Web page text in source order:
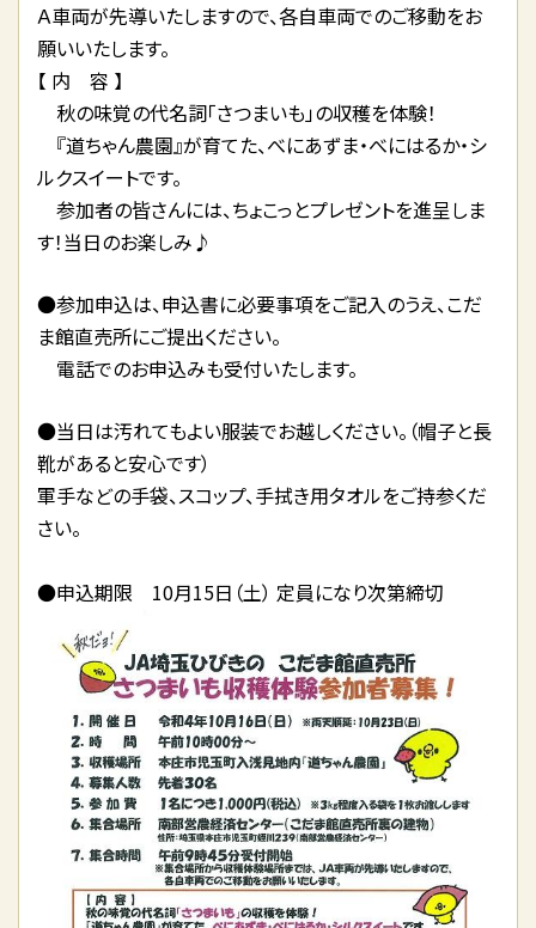
Ａ車両が先導いたしますので、各自車両でのご移動をお
願いいたします。
【 内 容 】
秋の味覚の代名詞「さつまいも」の収穫を体験！
『道ちゃん農園』が育てた、べにあずま・べにはるか・シ
ルクスイートです。
参加者の皆さんには、ちょこっとプレゼントを進呈しま
す！当日のお楽しみ♪
●参加申込は、申込書に必要事項をご記入のうえ、こだ
ま館直売所にご提出ください。
電話でのお申込みも受付いたします。
●当日は汚れてもよい服装でお越しください。（帽子と長
靴があると安心です）
軍手などの手袋、スコップ、手拭き用タオルをご持参くだ
さい。
●申込期限 10月15日（土） 定員になり次第締切